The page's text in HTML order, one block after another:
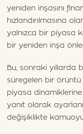
yeniden inşasını
hızlandırılmasına
yalnızca bir piyasa
bir yeniden inşa
Bu, sonraki yıllarda
süregelen bir örüntü
piyasa
yanıt olarak
değişiklikte